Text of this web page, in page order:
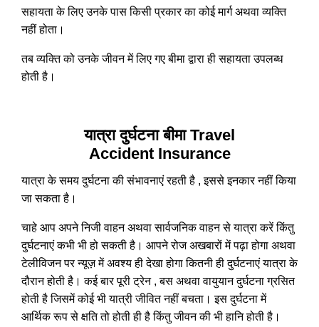
सहायता के लिए उनके पास किसी प्रकार का कोई मार्ग अथवा व्यक्ति
नहीं होता।
तब व्यक्ति को उनके जीवन में लिए गए बीमा द्वारा ही सहायता उपलब्ध
होती है।
यात्रा दुर्घटना बीमा Travel
Accident Insurance
यात्रा के समय दुर्घटना की संभावनाएं रहती है , इससे इनकार नहीं किया
जा सकता है।
चाहे आप अपने निजी वाहन अथवा सार्वजनिक वाहन से यात्रा करें किंतु
दुर्घटनाएं कभी भी हो सकती है। आपने रोज अखबारों में पढ़ा होगा अथवा
टेलीविजन पर न्यूज़ में अवश्य ही देखा होगा कितनी ही दुर्घटनाएं यात्रा के
दौरान होती है। कई बार पूरी ट्रेन , बस अथवा वायुयान दुर्घटना ग्रसित
होती है जिसमें कोई भी यात्री जीवित नहीं बचता। इस दुर्घटना में
आर्थिक रूप से क्षति तो होती ही है किंतु जीवन की भी हानि होती है।